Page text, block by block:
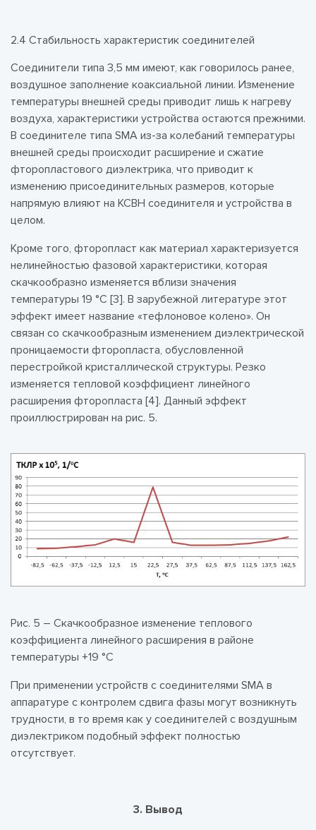
2.4 Стабильность характеристик соединителей
Соединители типа 3,5 мм имеют, как говорилось ранее,
воздушное заполнение коаксиальной линии. Изменение
температуры внешней среды приводит лишь к нагреву
воздуха, характеристики устройства остаются прежними.
В соединителе типа SMA из-за колебаний температуры
внешней среды происходит расширение и сжатие
фторопластового диэлектрика, что приводит к
изменению присоединительных размеров, которые
напрямую влияют на КСВН соединителя и устройства в
целом.
Кроме того, фторопласт как материал характеризуется
нелинейностью фазовой характеристики, которая
скачкообразно изменяется вблизи значения
температуры 19 °С [3]. В зарубежной литературе этот
эффект имеет название «тефлоновое колено». Он
связан со скачкообразным изменением диэлектрической
проницаемости фторопласта, обусловленной
перестройкой кристаллической структуры. Резко
изменяется тепловой коэффициент линейного
расширения фторопласта [4]. Данный эффект
проиллюстрирован на рис. 5.
Рис. 5 – Скачкообразное изменение теплового
коэффициента линейного расширения в районе
температуры +19 °С
При применении устройств с соединителями SMA в
аппаратуре с контролем сдвига фазы могут возникнуть
трудности, в то время как у соединителей с воздушным
диэлектриком подобный эффект полностью
отсутствует.
3. Вывод